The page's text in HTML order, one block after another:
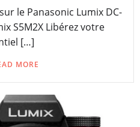
le Panasonic Lumix DC-
S5M2X Libérez votre
[…]
MORE